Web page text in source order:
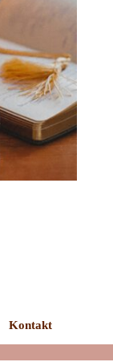
Kontakt